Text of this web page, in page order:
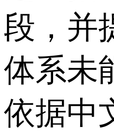
段，并
体系未
依据中